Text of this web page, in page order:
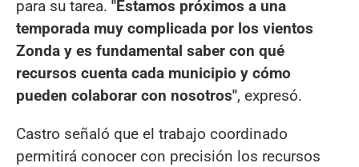
para su tarea. "Estamos próximos a una
temporada muy complicada por los vientos
Zonda y es fundamental saber con qué
recursos cuenta cada municipio y cómo
pueden colaborar con nosotros", expresó.
Castro señaló que el trabajo coordinado
permitirá conocer con precisión los recursos